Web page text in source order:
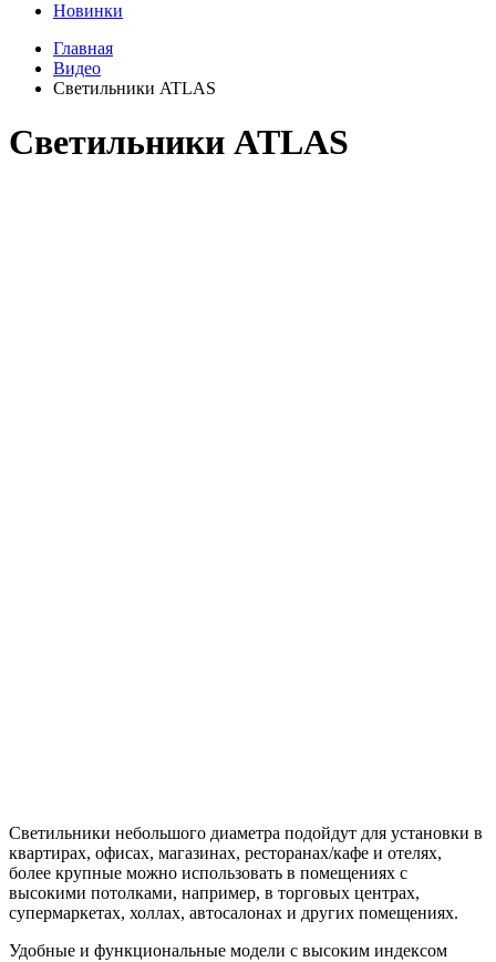
Новинки
Главная
Видео
Светильники ATLAS
Светильники ATLAS
Светильники небольшого диаметра подойдут для установки в
квартирах, офисах, магазинах, ресторанах/кафе и отелях,
более крупные можно использовать в помещениях с
высокими потолками, например, в торговых центрах,
супермаркетах, холлах, автосалонах и других помещениях.
Удобные и функциональные модели с высоким индексом